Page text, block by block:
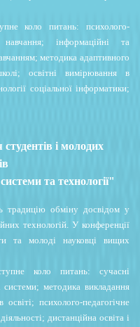
коло питань: психолого-
інформаційні та
методика адаптивного
освітні вимірювання в
соціальної інформатики;
і молодих
та технології"
традицію обміну досвідом у
технологій. У конференції
та молоді науковці вищих
коло питань: сучасні
системи; методика викладання
психолого-педагогічне
дистанційна освіта і